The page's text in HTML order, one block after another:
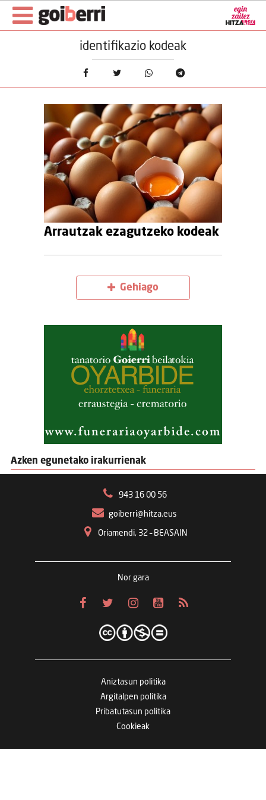
identifikazio kodeak
Arrautzak ezagutzeko kodeak
Gehiago
Azken egunetako irakurrienak
943 16 00 56
goiberri@hitza.eus
Oriamendi, 32 – BEASAIN
Nor gara
Aniztasun politika
Argitalpen politika
Pribatutasun politika
Cookieak